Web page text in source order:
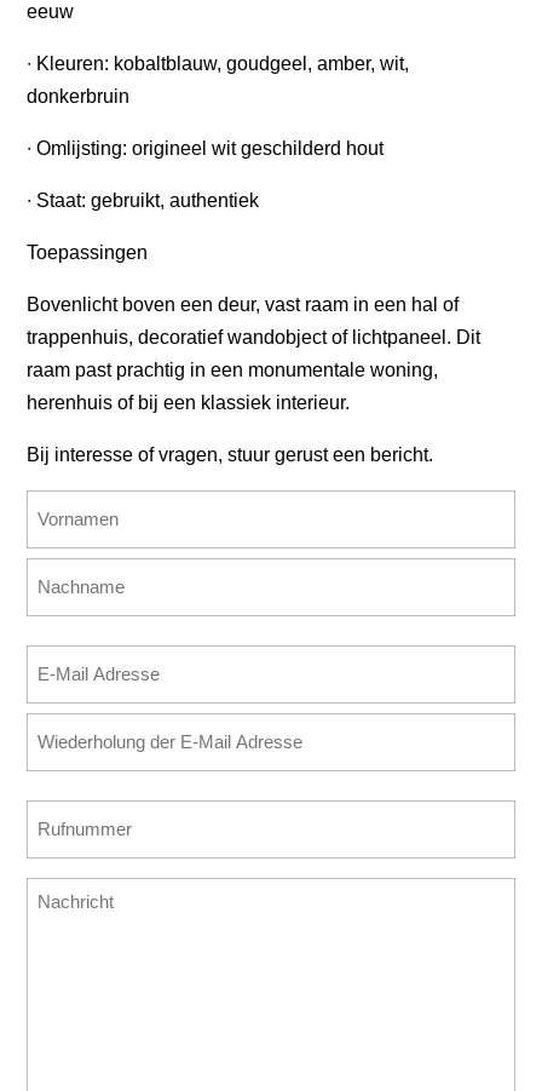
eeuw
∙ Kleuren: kobaltblauw, goudgeel, amber, wit,
donkerbruin
∙ Omlijsting: origineel wit geschilderd hout
∙ Staat: gebruikt, authentiek
Toepassingen
Bovenlicht boven een deur, vast raam in een hal of
trappenhuis, decoratief wandobject of lichtpaneel. Dit
raam past prachtig in een monumentale woning,
herenhuis of bij een klassiek interieur.
Bij interesse of vragen, stuur gerust een bericht.
Mail
bestätigen
Nachricht